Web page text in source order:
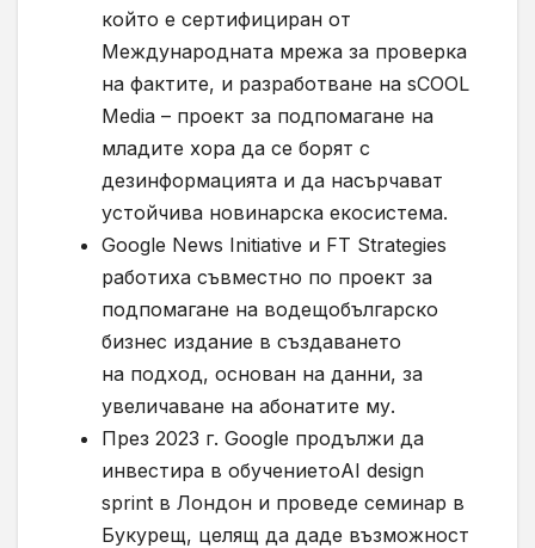
който е сертифициран от
Международната мрежа за проверка
на фактите, и разработване на sCOOL
Media – проект за подпомагане на
младите хора да се борят с
дезинформацията и да насърчават
устойчива новинарска екосистема.
Google News Initiative и FT Strategies
работиха съвместно по проект за
подпомагане на водещобългарско
бизнес издание в създаването
на подход, основан на данни, за
увеличаване на абонатите му.
През 2023 г. Google продължи да
инвестира в обучениетоAI design
sprint в Лондон и проведe семинар в
Букурещ, целящ да даде възможност